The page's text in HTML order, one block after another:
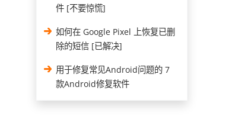
件 [不要惊慌]
如何在 Google Pixel 上恢复已删
除的短信 [已解决]
用于修复常见Android问题的 7
款Android修复软件